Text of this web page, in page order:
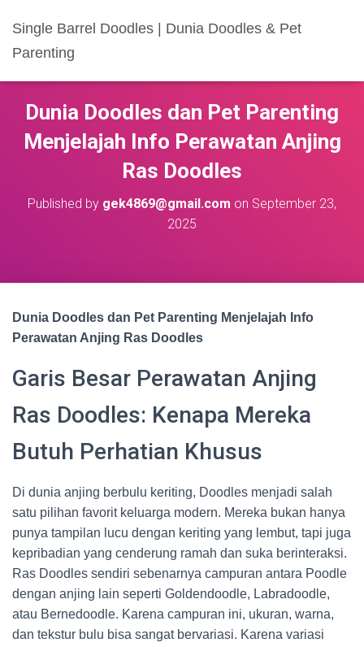
Single Barrel Doodles | Dunia Doodles & Pet
Parenting
Dunia Doodles dan Pet Parenting
Menjelajah Info Perawatan Anjing
Ras Doodles
Published by gek4869@gmail.com on September 23,
2025
Dunia Doodles dan Pet Parenting Menjelajah Info
Perawatan Anjing Ras Doodles
Garis Besar Perawatan Anjing
Ras Doodles: Kenapa Mereka
Butuh Perhatian Khusus
Di dunia anjing berbulu keriting, Doodles menjadi salah
satu pilihan favorit keluarga modern. Mereka bukan hanya
punya tampilan lucu dengan keriting yang lembut, tapi juga
kepribadian yang cenderung ramah dan suka berinteraksi.
Ras Doodles sendiri sebenarnya campuran antara Poodle
dengan anjing lain seperti Goldendoodle, Labradoodle,
atau Bernedoodle. Karena campuran ini, ukuran, warna,
dan tekstur bulu bisa sangat bervariasi. Karena variasi